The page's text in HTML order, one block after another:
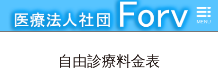
MENU
自由診療料金表